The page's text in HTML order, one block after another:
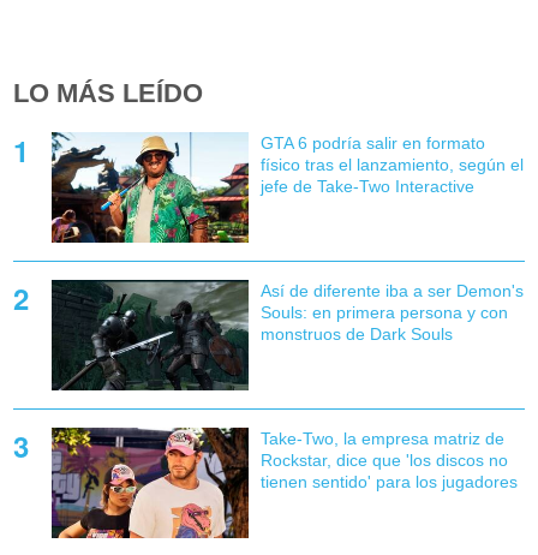
LO MÁS LEÍDO
GTA 6 podría salir en formato
físico tras el lanzamiento, según el
jefe de Take-Two Interactive
Así de diferente iba a ser Demon's
Souls: en primera persona y con
monstruos de Dark Souls
Take-Two, la empresa matriz de
Rockstar, dice que 'los discos no
tienen sentido' para los jugadores